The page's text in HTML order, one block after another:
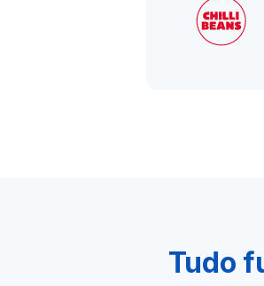
Tudo